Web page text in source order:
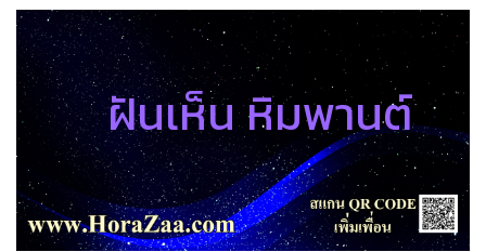
ฝันเห็น หิมพานต์